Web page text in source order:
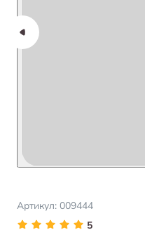
Артикул: 009444
5